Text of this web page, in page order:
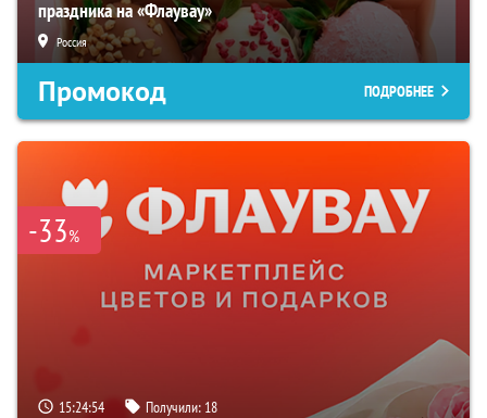
праздника на «Флаувау»
Россия
Промокод ПОДРОБНЕЕ
-33%
15:24:53 Получили: 18